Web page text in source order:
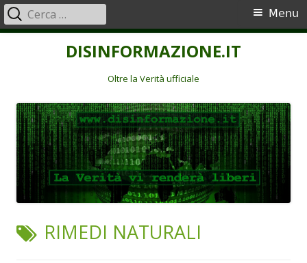
DISINFORMAZIONE.IT
Oltre la Verità ufficiale
Menu
principale
Menu
Ricerca
per:
TAG:
RIMEDI NATURALI